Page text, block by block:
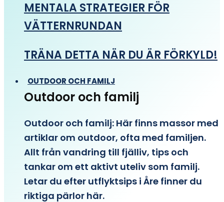
MENTALA STRATEGIER FÖR
VÄTTERNRUNDAN
TRÄNA DETTA NÄR DU ÄR FÖRKYLD!
OUTDOOR OCH FAMILJ
Outdoor och familj
Outdoor och familj: Här finns massor med
artiklar om outdoor, ofta med familjen.
Allt från vandring till fjälliv, tips och
tankar om ett aktivt uteliv som familj.
Letar du efter utflyktsips i Åre finner du
riktiga pärlor här.